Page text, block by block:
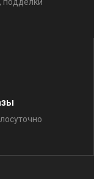
подделки